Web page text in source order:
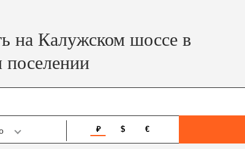
на Калужском шоссе в
поселении
₽ $ €